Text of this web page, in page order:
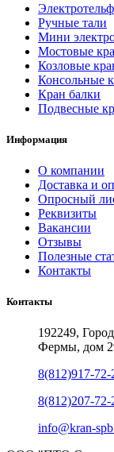
Ручные тали
Мини
Мостовые
Козловые
Консольные
Кран балки
Подвесные
Информация
О компании
Доставка и
Опросный
Реквизиты
Вакансии
Отзывы
Полезные
Контакты
Контакты
192249,
Фермы, дом
8(812)917-72-
8(812)207-72-
info@kran-